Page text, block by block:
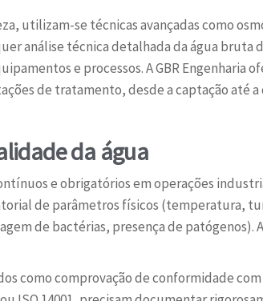
utilizam-se técnicas avançadas como
análise técnica detalhada da água bruta
e processos. A GBR
de tratamento, desde a captação até
da água
e obrigatórios em operações
de parâmetros físicos (temperatura,
de bactérias, presença de patógenos).
como comprovação de conformidade